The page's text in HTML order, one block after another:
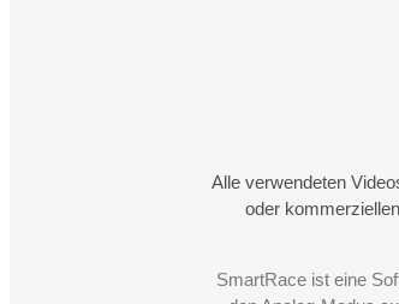
Alle verwendeten
oder
SmartRace ist eine